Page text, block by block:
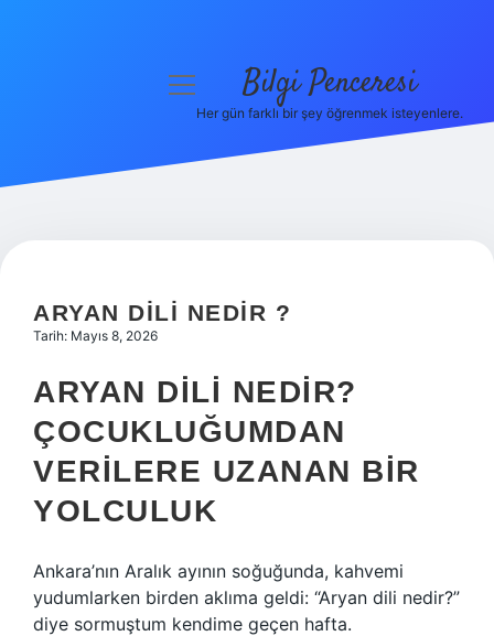
Hakkımızda
menüyü
Bilgi Penceresi
Her gün farklı bir şey öğrenmek isteyenlere.
ARYAN DILI NEDIR ?
Tarih: Mayıs 8, 2026
ARYAN DILI NEDIR?
ÇOCUKLUĞUMDAN
VERILERE UZANAN BIR
YOLCULUK
Ankara’nın Aralık ayının soğuğunda, kahvemi
yudumlarken birden aklıma geldi: “Aryan dili nedir?”
diye sormuştum kendime geçen hafta.